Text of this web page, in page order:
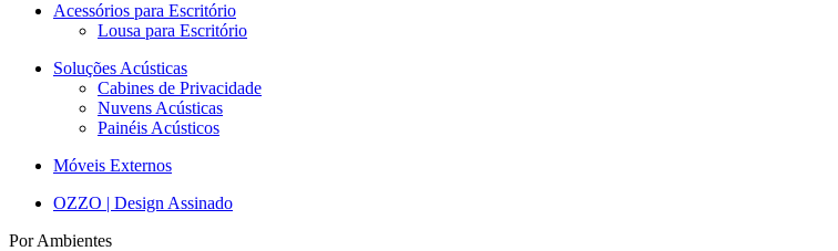
Acessórios para Escritório
Lousa para Escritório
Soluções Acústicas
Cabines de Privacidade
Nuvens Acústicas
Painéis Acústicos
Móveis Externos
OZZO | Design Assinado
Por Ambientes